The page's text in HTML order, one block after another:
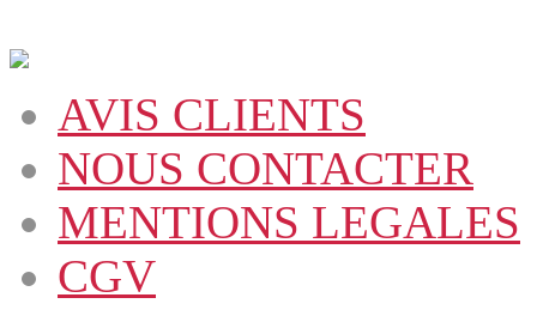
AVIS CLIENTS
NOUS CONTACTER
MENTIONS LEGALES
CGV